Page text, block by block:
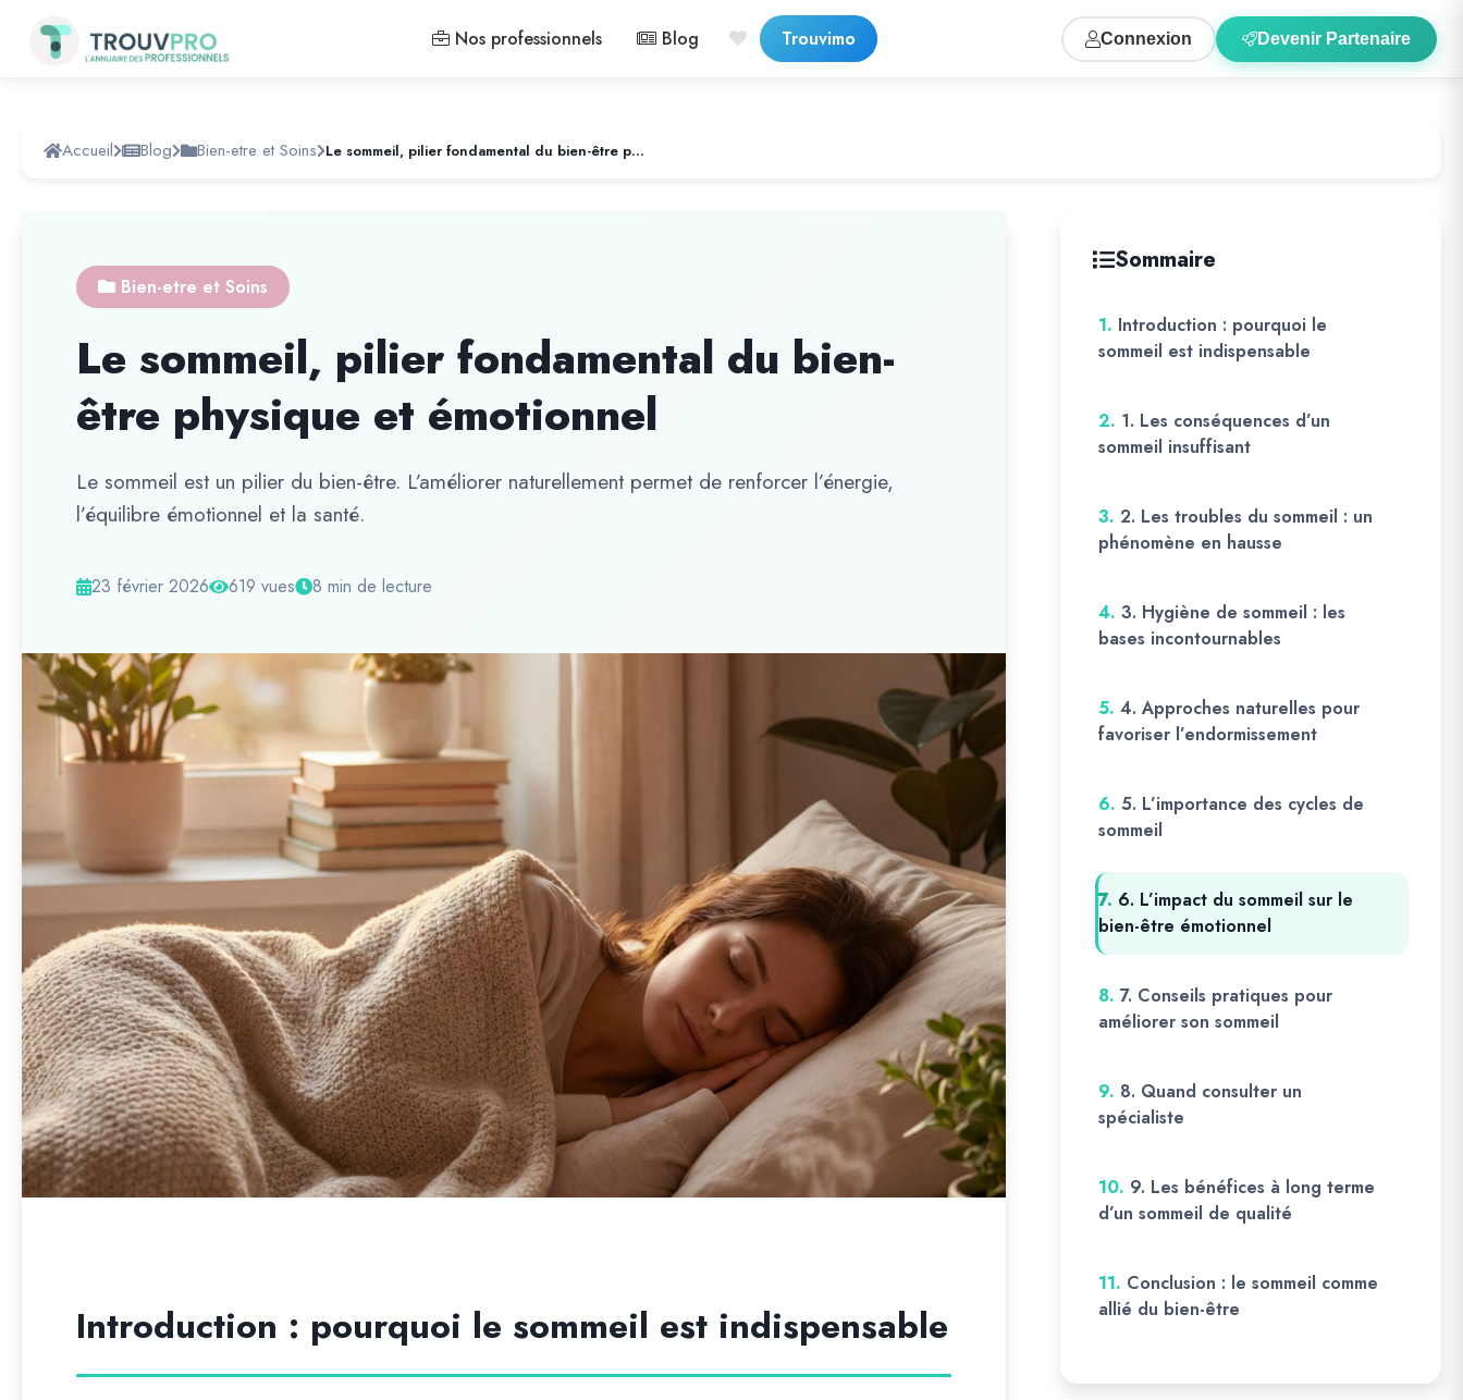
Nos professionnels Blog Trouvimo Connexion Devenir Partenaire
Accueil Blog Bien-etre et Soins Le sommeil, pilier fondamental du bien-être physique et émotionnel
Bien-etre et Soins
Le sommeil, pilier fondamental du bien-
être physique et émotionnel
Le sommeil est un pilier du bien-être. L’améliorer naturellement permet de renforcer l’énergie,
l’équilibre émotionnel et la santé.
23 février 2026 619 vues 8 min de lecture
Introduction : pourquoi le sommeil est indispensable
Sommaire
1. Introduction : pourquoi le
sommeil est indispensable
2. 1. Les conséquences d’un
sommeil insuffisant
3. 2. Les troubles du sommeil : un
phénomène en hausse
4. 3. Hygiène de sommeil : les
bases incontournables
5. 4. Approches naturelles pour
favoriser l’endormissement
6. 5. L’importance des cycles de
sommeil
7. 6. L’impact du sommeil sur le
bien-être émotionnel
8. 7. Conseils pratiques pour
améliorer son sommeil
9. 8. Quand consulter un
spécialiste
10. 9. Les bénéfices à long terme
d’un sommeil de qualité
11. Conclusion : le sommeil comme
allié du bien-être